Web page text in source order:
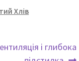
Хлів
і глибока